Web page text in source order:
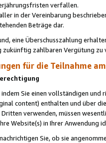
verfallen.
in der Vereinbarung
Beträge dar.
eine Überschusszahlung
zukünftig zahlbaren Vergütung zu
für die Teilnahme
Sie einen vollständigen
content) enthalten und über
verwenden, müssen
Website(s) in Ihrer Anwendung
Sie, ob sie